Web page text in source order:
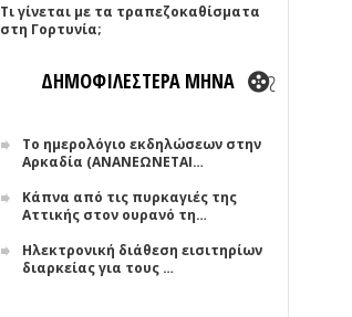
Τι γίνεται με τα τραπεζοκαθίσματα
στη Γορτυνία;
ΔΗΜΟΦΙΛΕΣΤΕΡΑ ΜΗΝΑ
Το ημερολόγιο εκδηλώσεων στην
Αρκαδία (ΑΝΑΝΕΩΝΕΤΑΙ…
Κάπνα από τις πυρκαγιές της
Αττικής στον ουρανό τη…
Ηλεκτρονική διάθεση εισιτηρίων
διαρκείας για τους …